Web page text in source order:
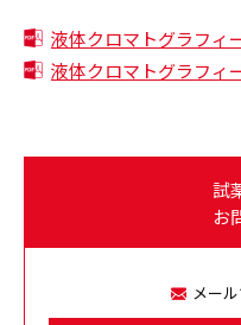
液体クロマトグラフィ
液体クロマトグラフィ
試
お
メー